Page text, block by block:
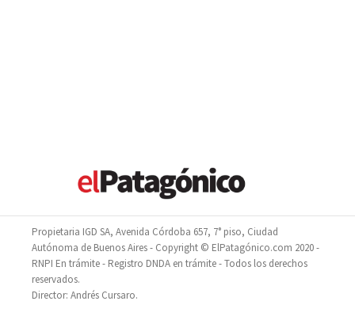
Propietaria IGD SA, Avenida Córdoba 657, 7° piso, Ciudad
Autónoma de Buenos Aires - Copyright © ElPatagónico.com 2020 -
RNPI En trámite - Registro DNDA en trámite - Todos los derechos
reservados.
Director: Andrés Cursaro.